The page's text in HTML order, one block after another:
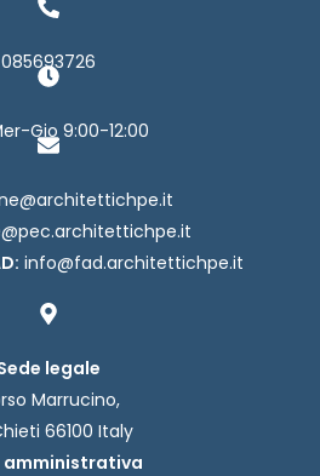
085693726
Gio 9:00-12:00
info@fad.architettichpe.it
legale
Marrucino,
66100 Italy
amministrativa